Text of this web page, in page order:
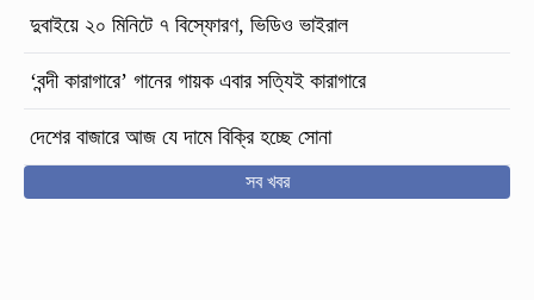
দুবাইয়ে ২০ মিনিটে ৭ বিস্ফোরণ, ভিডিও ভাইরাল
‘বন্দী কারাগারে’ গানের গায়ক এবার সত্যিই কারাগারে
দেশের বাজারে আজ যে দামে বিক্রি হচ্ছে সোনা
সব খবর